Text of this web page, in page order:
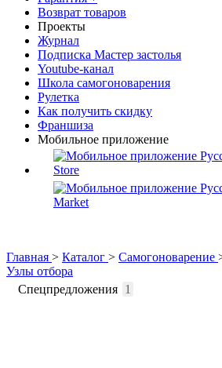
Возврат товаров
Проекты
Журнал
Подписка Мастер застолья
Youtube-канал
Школа самогоноварения
Рулетка
Как получить скидку
Франшиза
Мобильное приложение
Главная > Каталог > Самогоноварение
Узлы отбора
Спецпредложения 1